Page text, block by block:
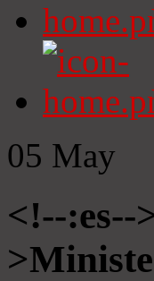
05 May
<!--